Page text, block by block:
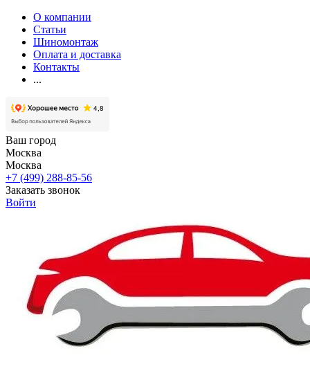
О компании
Статьи
Шиномонтаж
Оплата и доставка
Контакты
...
Ваш город
Москва
Москва
+7 (499) 288-85-56
Заказать звонок
Войти